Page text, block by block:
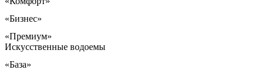
«Бизнес»
«Премиум»
Искусственные водоемы
«База»